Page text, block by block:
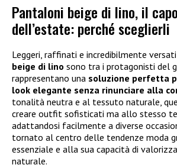
Pantaloni beige di lino, il
dell’estate: perché sceglierli
Leggeri, raffinati e incredibilmente
beige di lino sono tra i protagonisti del
rappresentano una soluzione perfetta
look elegante senza rinunciare alla
tonalità neutra e al tessuto naturale,
creare outfit sofisticati ma allo stesso
adattandosi facilmente a diverse
tornato al centro delle tendenze moda
essenziale e alla sua capacità di
naturale.